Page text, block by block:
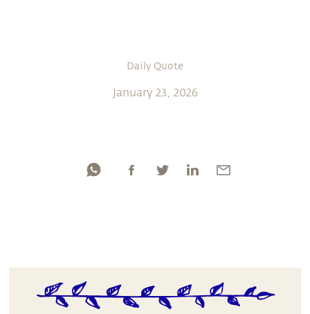
Daily Quote
January 23, 2026